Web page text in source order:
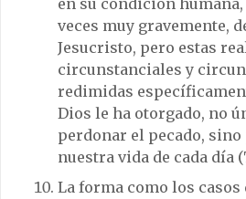
en su condición
veces muy gravemente,
Jesucristo, pero estas
circunstanciales y
redimidas
Dios le ha otorgado, no
perdonar el pecado,
nuestra vida de cada día
La forma como los casos